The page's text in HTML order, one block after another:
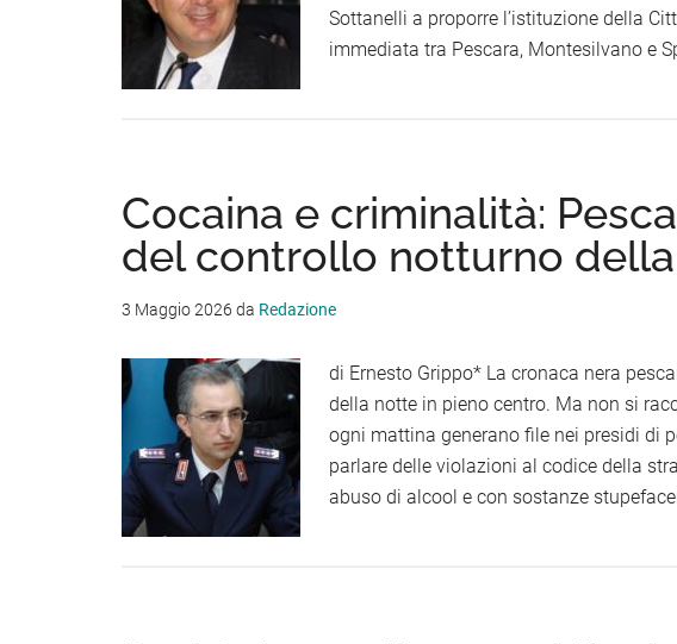
Sottanelli a proporre l’istituzione della
immediata tra Pescara, Montesilvano e
Cocaina e criminalità:
del controllo notturno
3 Maggio 2026 da Redazione
di Ernesto Grippo* La cronaca nera
della notte in pieno centro. Ma non si
ogni mattina generano file nei presidi di
parlare delle violazioni al codice della
abuso di alcool e con sostanze